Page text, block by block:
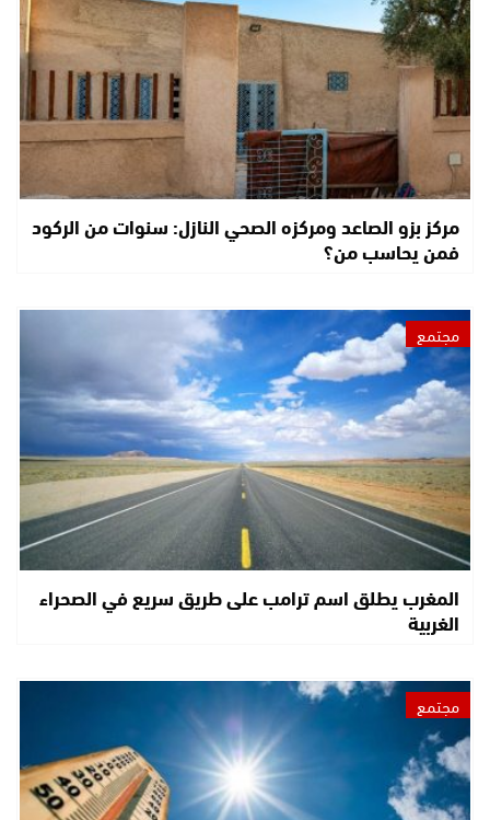
مركز بزو الصاعد ومركزه الصحي النازل: سنوات من الركود
فمن يحاسب من؟
مجتمع
المغرب يطلق اسم ترامب على طريق سريع في الصحراء
الغربية
مجتمع